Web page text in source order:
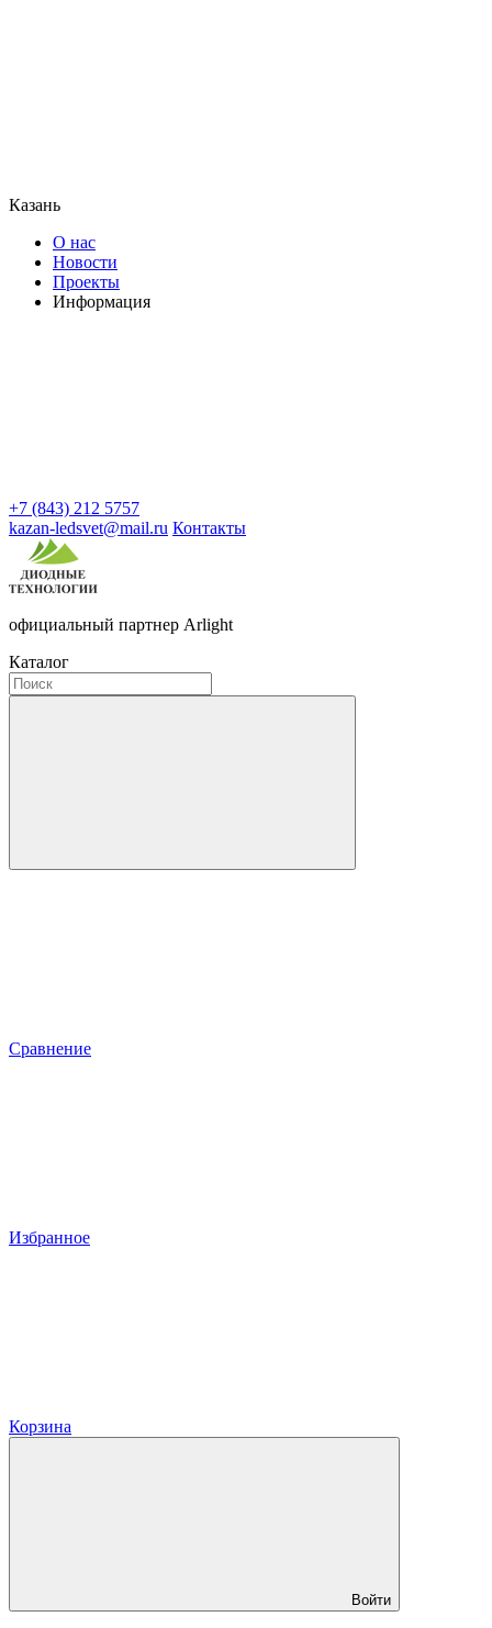
Казань
О нас
Новости
Проекты
Информация
+7 (843) 212 5757
kazan-ledsvet@mail.ru Контакты
официальный партнер Arlight
Каталог
Сравнение
Избранное
Корзина
Войти